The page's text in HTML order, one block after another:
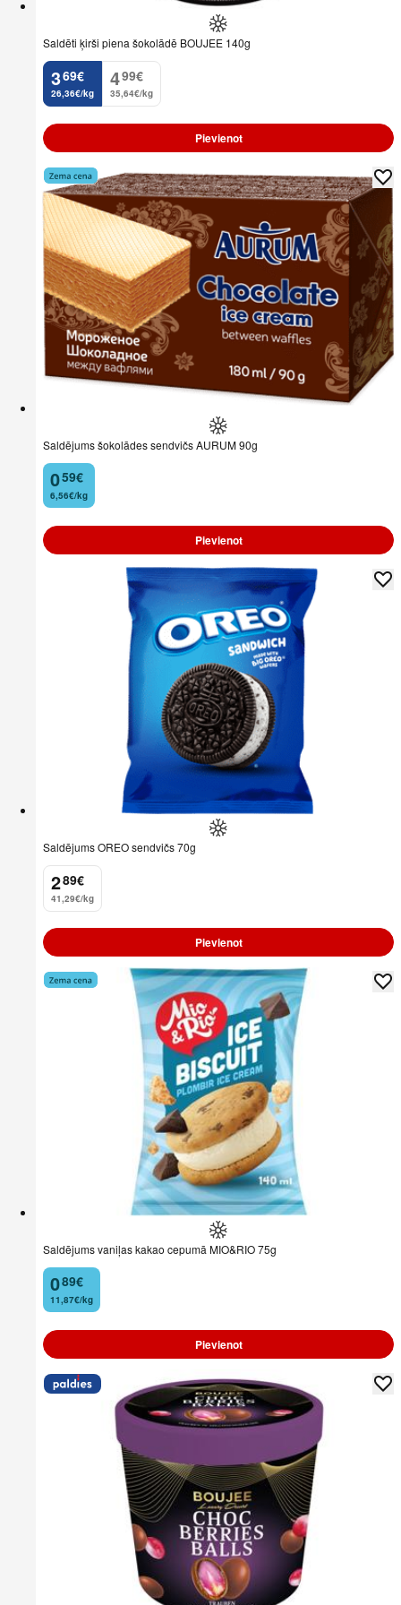
Saldēti ķirši piena šokolādē BOUJEE 140g
3
. 69€
26,36€/kg
4
. 99€
35,64€/kg
Pievienot
Saldējums šokolādes sendvičs AURUM 90g
0
. 59€
6,56€/kg
Pievienot
Saldējums OREO sendvičs 70g
2
. 89€
41,29€/kg
Pievienot
Saldējums vaniļas kakao cepumā MIO&RIO 75g
0
. 89€
11,87€/kg
Pievienot